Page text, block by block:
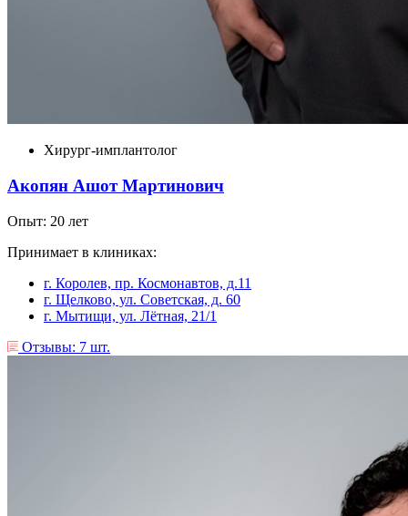
Хирург-имплантолог
Акопян Ашот Мартинович
Опыт: 20 лет
Принимает в клиниках:
г. Королев, пр. Космонавтов, д.11
г. Щелково, ул. Советская, д. 60
г. Мытищи, ул. Лëтная, 21/1
Отзывы: 7 шт.